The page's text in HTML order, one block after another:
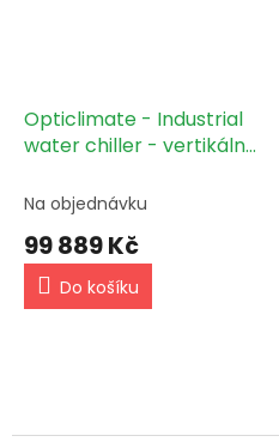
Opticlimate - Industrial
water chiller - vertikální
Na objednávku
99 889 Kč
Do košíku